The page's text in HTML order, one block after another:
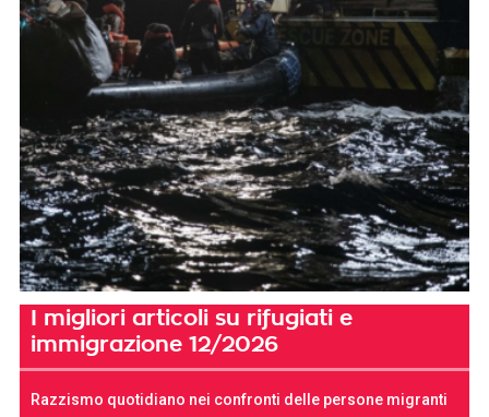
I migliori articoli su rifugiati e
immigrazione 12/2026
Razzismo quotidiano nei confronti delle persone migranti